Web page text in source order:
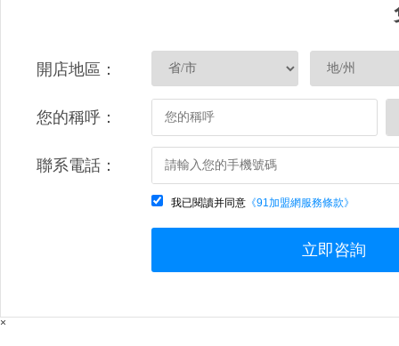
開店地區：
您的稱呼：
聯系電話：
我已閱讀并同意 《91加盟網服務條款》
立即咨詢
×